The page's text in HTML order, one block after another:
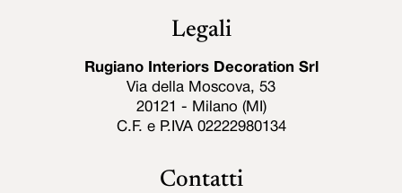
Legali
Rugiano Interiors Decoration Srl
Via della Moscova, 53
20121 - Milano (MI)
C.F. e P.IVA 02222980134
Contatti